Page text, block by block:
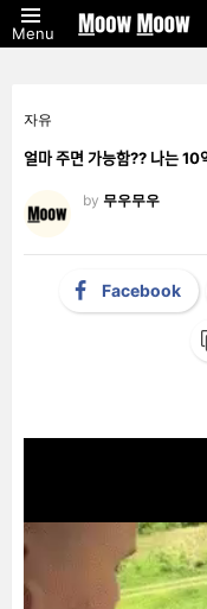
Menu
자유
얼마 주면 가능함?? 나는
by 무우무우
Facebook